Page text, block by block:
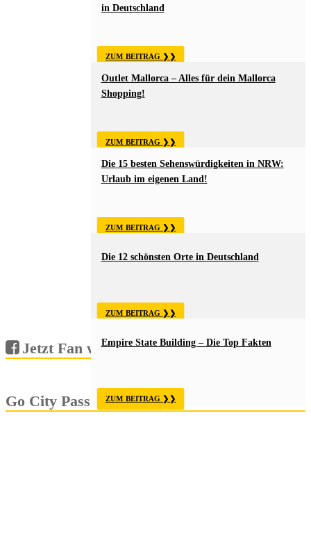
in Deutschland
ZUM BEITRAG
Outlet Mallorca – Alles für dein Mallorca
Shopping!
ZUM BEITRAG
Die 15 besten Sehenswürdigkeiten in NRW:
Urlaub im eigenen Land!
ZUM BEITRAG
Die 12 schönsten Orte in Deutschland
ZUM BEITRAG
Empire State Building – Die Top Fakten
ZUM BEITRAG
Jetzt Fan werden!
Go City Pass